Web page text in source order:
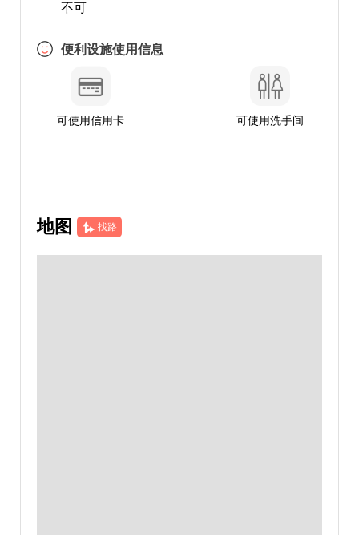
不可
便利设施使用信息
可使用信用卡 可使用洗手间
地图 找路